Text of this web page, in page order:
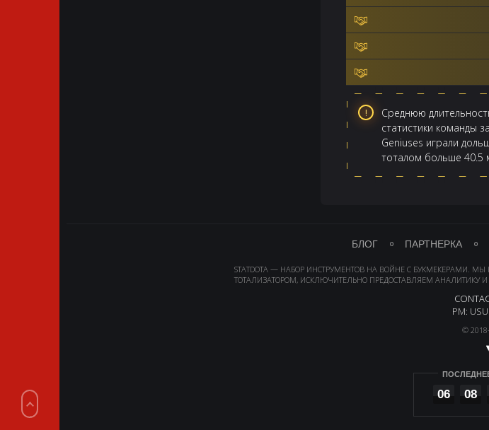
Среднюю
статистики команды
Geniuses играли
тоталом больше 40.5
БЛОГ ПАРТНЕРКА
STATDOTA — НАБОР ИНСТРУМЕНТОВ НА ВОЙНЕ С БУКМЕКЕРАМИ.
ТОТАЛИЗАТОРОМ, ИСКЛЮЧИТЕЛЬНО ПРЕДОСТАВЛЯЕМ АНАЛИТИКУ И
PM:
© 2018-
06 08